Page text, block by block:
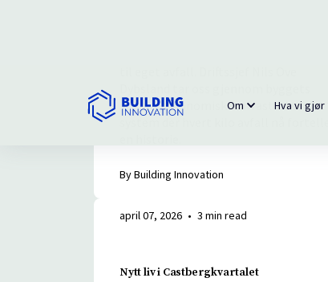
sirkulærøkonomiske infrastruktur, et
system der hvert kilo avfall nå forteller
By Building Innovation
april 07, 2026 • 3 min read
Nytt liv i Castbergkvartalet